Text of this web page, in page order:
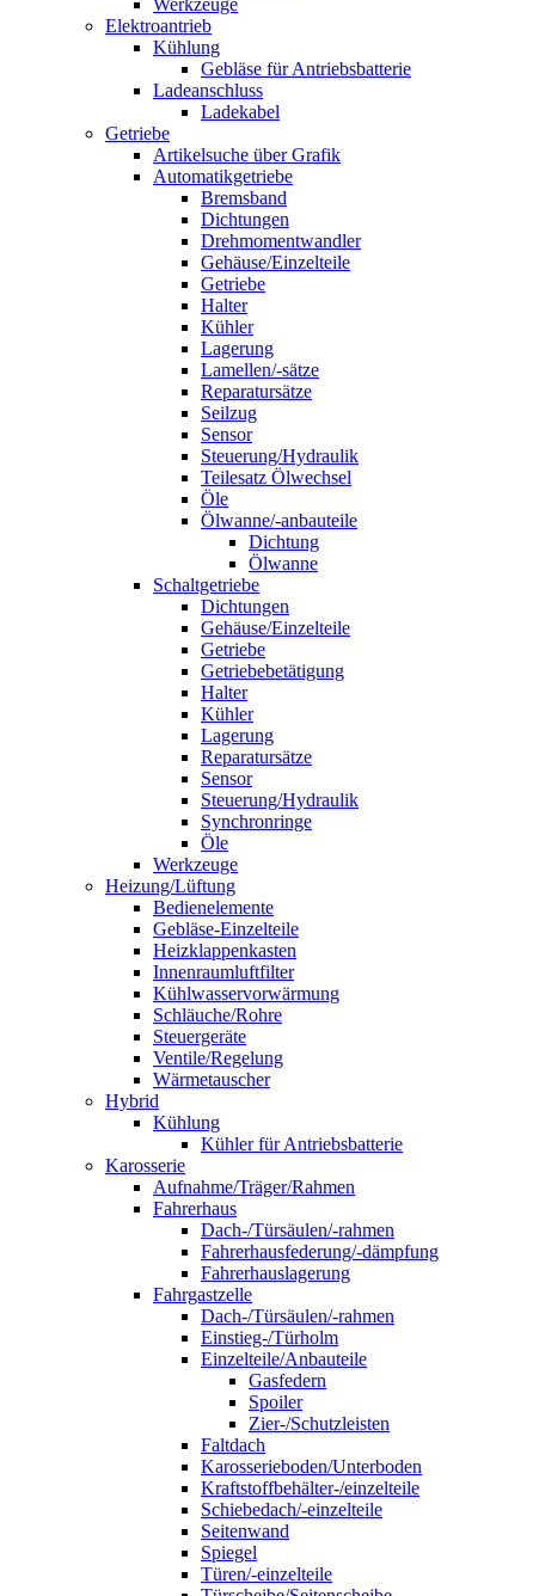
Werkzeuge
Elektroantrieb
Kühlung
Gebläse für Antriebsbatterie
Ladeanschluss
Ladekabel
Getriebe
Artikelsuche über Grafik
Automatikgetriebe
Bremsband
Dichtungen
Drehmomentwandler
Gehäuse/Einzelteile
Getriebe
Halter
Kühler
Lagerung
Lamellen/-sätze
Reparatursätze
Seilzug
Sensor
Steuerung/Hydraulik
Teilesatz Ölwechsel
Öle
Ölwanne/-anbauteile
Dichtung
Ölwanne
Schaltgetriebe
Dichtungen
Gehäuse/Einzelteile
Getriebe
Getriebebetätigung
Halter
Kühler
Lagerung
Reparatursätze
Sensor
Steuerung/Hydraulik
Synchronringe
Öle
Werkzeuge
Heizung/Lüftung
Bedienelemente
Gebläse-Einzelteile
Heizklappenkasten
Innenraumluftfilter
Kühlwasservorwärmung
Schläuche/Rohre
Steuergeräte
Ventile/Regelung
Wärmetauscher
Hybrid
Kühlung
Kühler für Antriebsbatterie
Karosserie
Aufnahme/Träger/Rahmen
Fahrerhaus
Dach-/Türsäulen/-rahmen
Fahrerhausfederung/-dämpfung
Fahrerhauslagerung
Fahrgastzelle
Dach-/Türsäulen/-rahmen
Einstieg-/Türholm
Einzelteile/Anbauteile
Gasfedern
Spoiler
Zier-/Schutzleisten
Faltdach
Karosserieboden/Unterboden
Kraftstoffbehälter-/einzelteile
Schiebedach/-einzelteile
Seitenwand
Spiegel
Türen/-einzelteile